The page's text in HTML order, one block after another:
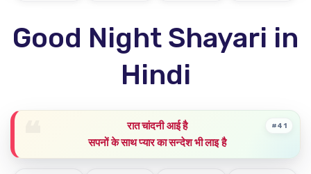
Good Night Shayari in
Hindi
रात चांदनी आई है
सपनों के साथ प्यार का सन्देश भी लाइ है
#41